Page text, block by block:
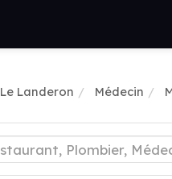
Le Landeron Médecin